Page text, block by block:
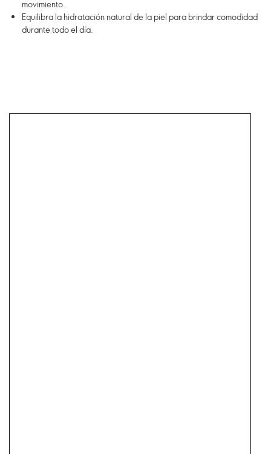
movimiento.
Equilibra la hidratación natural de la piel para brindar comodidad
durante todo el día.